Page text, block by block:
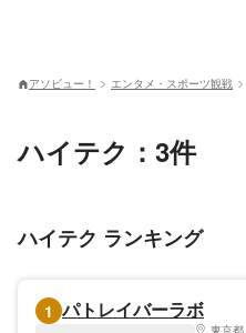
アソビュー！ エンタメ・スポーツ観戦
ハイテク：3件
ハイテク ランキング
1 パトレイバーラボ
東京都